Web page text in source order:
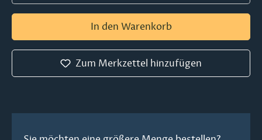
In den Warenkorb
Zum Merkzettel hinzufügen